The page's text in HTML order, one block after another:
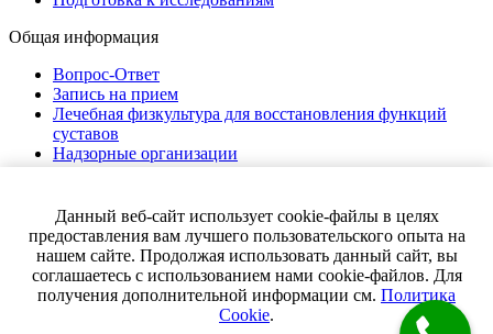
Общая информация
Вопрос-Ответ
Запись на прием
Лечебная физкультура для восстановления функций
суставов
Надзорные организации
Нормативно-правовая документация
Страховые компании
Правила внутреннего распорядка
Помощь в рамках ОМС
Права и обязанности граждан
© 2026 Городская поликлиника №220. Все права защищены
Данный веб-сайт использует cookie-файлы в целях
предоставления вам лучшего пользовательского опыта на
нашем сайте. Продолжая использовать данный сайт, вы
соглашаетесь с использованием нами cookie-файлов. Для
получения дополнительной информации см. Политика
Cookie.